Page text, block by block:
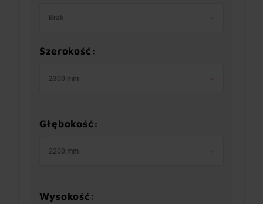
Brak
Szerokość:
2300 mm
Głębokość:
2200 mm
Wysokość: